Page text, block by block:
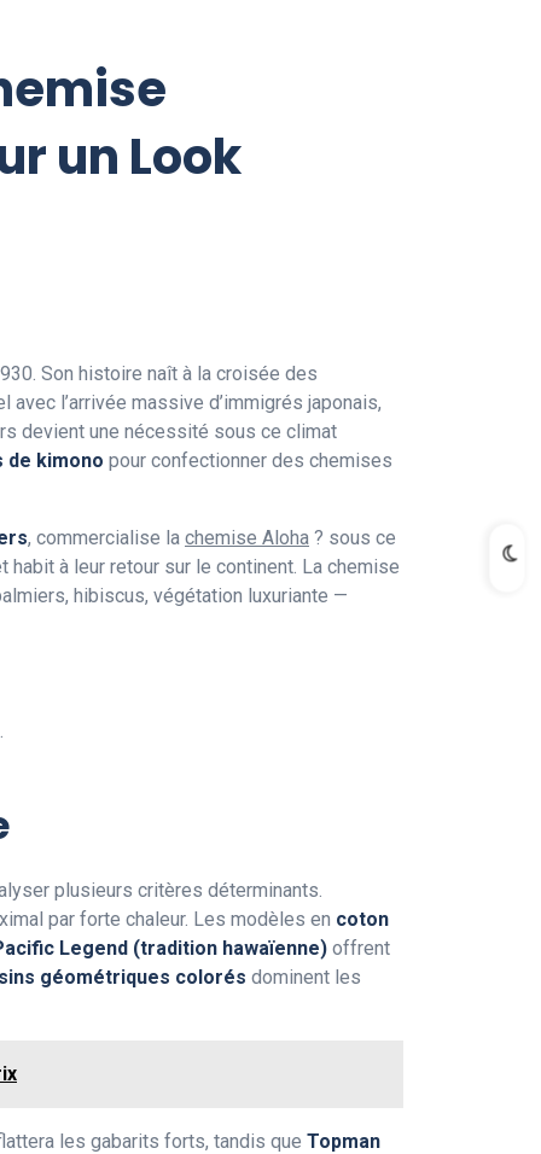
un Look
Son histoire naît à la croisée des
l’arrivée massive d’immigrés japonais,
devient une nécessité sous ce climat
de kimono pour confectionner des chemises
, commercialise la chemise Aloha ? sous ce
à leur retour sur le continent. La chemise
hibiscus, végétation luxuriante —
plusieurs critères déterminants.
par forte chaleur. Les modèles en coton
Legend (tradition hawaïenne) offrent
géométriques colorés dominent les
les gabarits forts, tandis que Topman